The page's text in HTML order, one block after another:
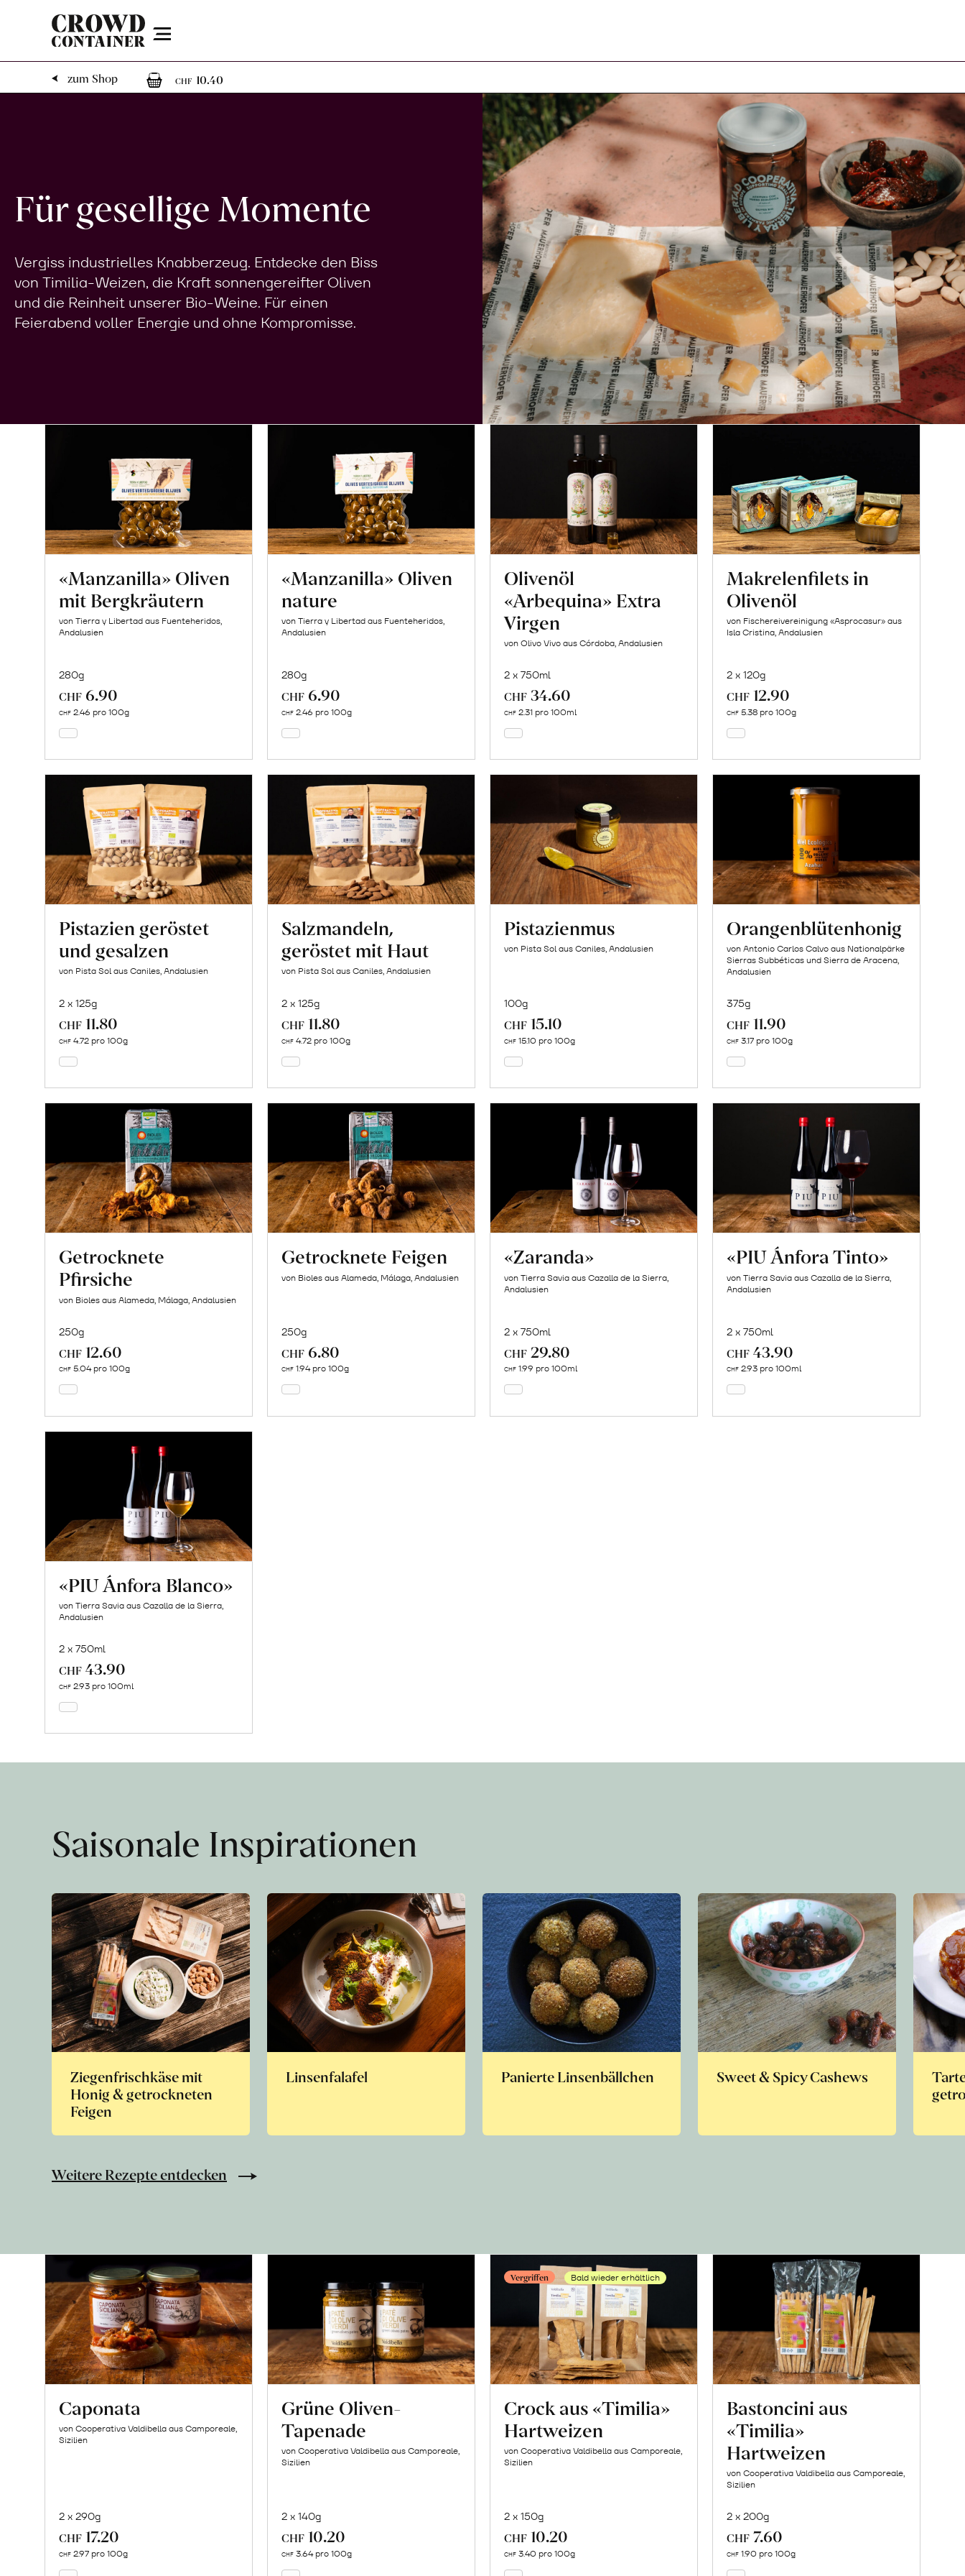
Menu
zum Shop
CHF 10.40
Für gesellige Momente
Vergiss industrielles Knabberzeug. Entdecke den Biss
von Timilia-Weizen, die Kraft sonnengereifter Oliven
und die Reinheit unserer Bio-Weine. Für einen
Feierabend voller Energie und ohne Kompromisse.
«Manzanilla» Oliven
mit Bergkräutern
von Tierra y Libertad aus Fuenteheridos,
Andalusien
280g
CHF 6.90
CHF 2.46 pro 100g
«Manzanilla» Oliven
nature
von Tierra y Libertad aus Fuenteheridos,
Andalusien
280g
CHF 6.90
CHF 2.46 pro 100g
Olivenöl
«Arbequina» Extra
Virgen
von Olivo Vivo aus Córdoba, Andalusien
2 x 750ml
CHF 34.60
CHF 2.31 pro 100ml
Makrelenfilets in
Olivenöl
von Fischereivereinigung «Asprocasur» aus
Isla Cristina, Andalusien
2 x 120g
CHF 12.90
CHF 5.38 pro 100g
Pistazien geröstet
und gesalzen
von Pista Sol aus Caniles, Andalusien
2 x 125g
CHF 11.80
CHF 4.72 pro 100g
Salzmandeln,
geröstet mit Haut
von Pista Sol aus Caniles, Andalusien
2 x 125g
CHF 11.80
CHF 4.72 pro 100g
Pistazienmus
von Pista Sol aus Caniles, Andalusien
100g
CHF 15.10
CHF 15.10 pro 100g
Orangenblütenhonig
von Antonio Carlos Calvo aus Nationalpärke
Sierras Subbéticas und Sierra de Aracena,
Andalusien
375g
CHF 11.90
CHF 3.17 pro 100g
Getrocknete
Pfirsiche
von Bioles aus Alameda, Málaga, Andalusien
250g
CHF 12.60
CHF 5.04 pro 100g
Getrocknete Feigen
von Bioles aus Alameda, Málaga, Andalusien
250g
CHF 6.80
CHF 1.94 pro 100g
«Zaranda»
von Tierra Savia aus Cazalla de la Sierra,
Andalusien
2 x 750ml
CHF 29.80
CHF 1.99 pro 100ml
«PIU Ánfora Tinto»
von Tierra Savia aus Cazalla de la Sierra,
Andalusien
2 x 750ml
CHF 43.90
CHF 2.93 pro 100ml
«PIU Ánfora Blanco»
von Tierra Savia aus Cazalla de la Sierra,
Andalusien
2 x 750ml
CHF 43.90
CHF 2.93 pro 100ml
Saisonale Inspirationen
Ziegenfrischkäse mit
Honig & getrockneten
Feigen
Linsenfalafel Panierte Linsenbällchen Sweet & Spicy Cashews
Weitere Rezepte entdecken
Caponata
von Cooperativa Valdibella aus Camporeale,
Sizilien
2 x 290g
CHF 17.20
CHF 2.97 pro 100g
Grüne Oliven-
Tapenade
von Cooperativa Valdibella aus Camporeale,
Sizilien
2 x 140g
CHF 10.20
CHF 3.64 pro 100g
Vergriffen Bald wieder erhältlich
Crock aus «Timilia»
Hartweizen
von Cooperativa Valdibella aus Camporeale,
Sizilien
2 x 150g
CHF 10.20
CHF 3.40 pro 100g
Bastoncini aus
«Timilia»
Hartweizen
von Cooperativa Valdibella aus Camporeale,
Sizilien
2 x 200g
CHF 7.60
CHF 1.90 pro 100g